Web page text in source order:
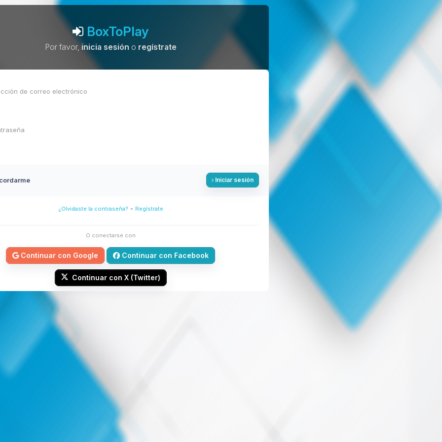
BoxToPlay
Por favor,inicia sesión o regístrate
Iniciar sesión
¿Olvidaste la contraseña? - Regístrate
O conectarse con
Continuar con Google Continuar con Facebook
Continuar con X (Twitter)